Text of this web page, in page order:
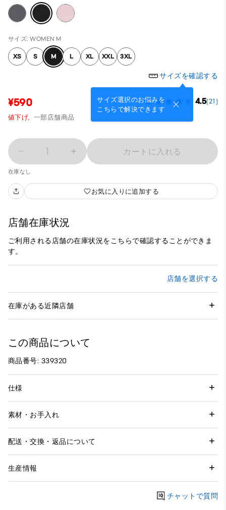
サイズ: WOMEN M
XS S M L XL XXL 3XL
サイズを確認する
サイズ選択のお悩みを
こちらで解決できます
¥590 4.5(21)
値下げ, 一部店舗商品
1 カートに入れる
在庫なし
お気に入りに追加する
店舗在庫状況
ご利用される店舗の在庫状況をこちらで確認することができま
す。
店舗を選択する
在庫がある近隣店舗
この商品について
商品番号: 339320
仕様
素材・お手入れ
配送・交換・返品について
生産情報
チャットで質問